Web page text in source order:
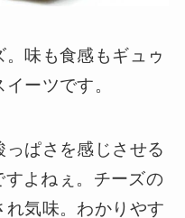
味も食感もギュゥ
ーツです。
ぱさを感じさせる
すよねぇ。チーズの
れ気味。わかりやす